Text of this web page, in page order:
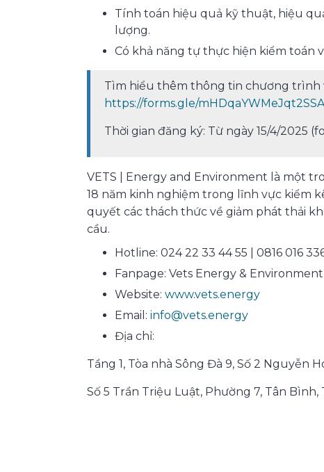
Tính toán hiệu quả kỹ thuật, hiệu
lượng.
Có khả năng tự thực hiện kiểm toán
Tìm hiểu thêm thông tin chương trình
https://forms.gle/
Thời gian đăng ký: Từ ngày 15/4/2025
VETS | Energy and Environment là một
18 năm kinh nghiệm trong lĩnh vực kiểm
quyết các thách thức về giảm phát thải
cầu.
Hotline: 024 22 33 44 55 | 0816 016
Fanpage: Vets Energy & Environment
Website: www.vets.energy
Email: info@vets.energy
Địa chỉ:
Tầng 1, Tòa nhà Sông Đà 9, Số 2 Nguyễn
Số 5 Trần Triệu Luật, Phường 7, Tân Bình,